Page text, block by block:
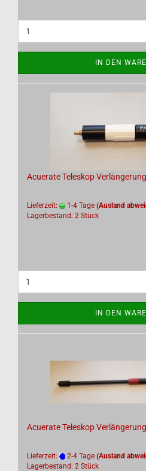
IN DEN
Acuerate Teleskop
Lieferzeit: 1-4 Tage (Ausland
Lagerbestand: 2 Stück
IN DEN
Acuerate Teleskop
Lieferzeit: 2-4 Tage (Ausland
Lagerbestand: 2 Stück